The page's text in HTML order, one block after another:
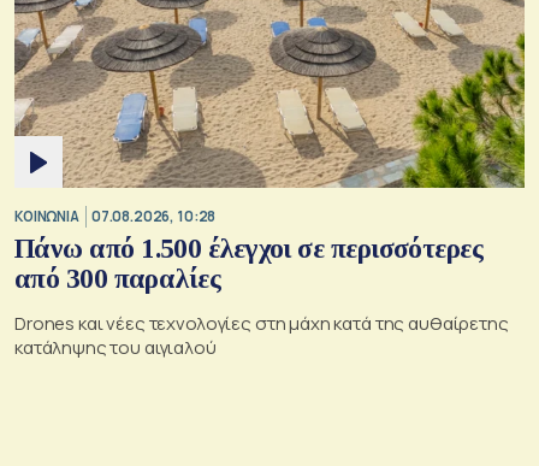
ΚΟΙΝΩΝΙΑ 07.08.2026, 10:28
Πάνω από 1.500 έλεγχοι σε περισσότερες
από 300 παραλίες
Drones και νέες τεχνολογίες στη μάχη κατά της αυθαίρετης
κατάληψης του αιγιαλού